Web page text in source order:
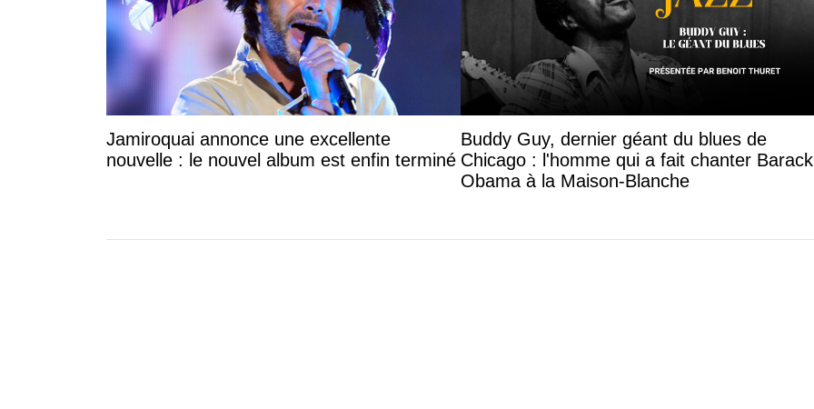
Jamiroquai annonce une excellente
nouvelle : le nouvel album est enfin terminé
Buddy Guy, dernier géant du blues de
Chicago : l'homme qui a fait chanter Barack
Obama à la Maison-Blanche